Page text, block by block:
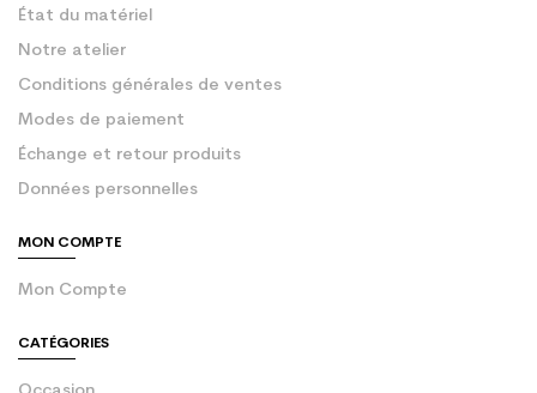
État du matériel
Notre atelier
Conditions générales de ventes
Modes de paiement
Échange et retour produits
Données personnelles
MON COMPTE
Mon Compte
CATÉGORIES